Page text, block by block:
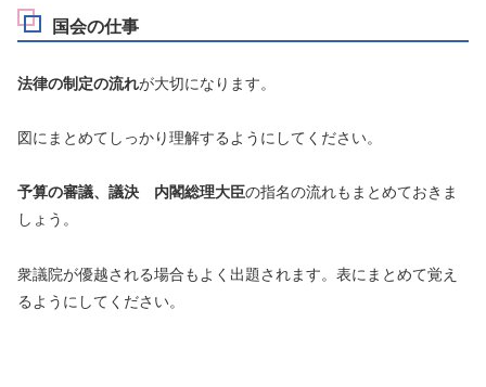
国会の仕事
法律の制定の流れが大切になります。
図にまとめてしっかり理解するようにしてください。
予算の審議、議決 内閣総理大臣の指名の流れもまとめておきま
しょう。
衆議院が優越される場合もよく出題されます。表にまとめて覚え
るようにしてください。